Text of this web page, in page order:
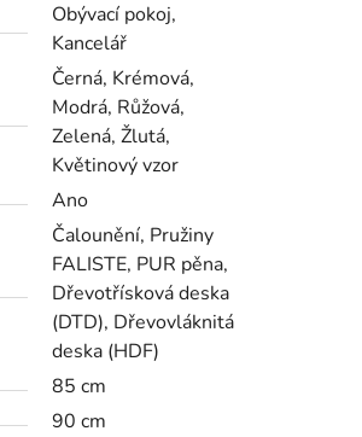
Obývací pokoj,
Kancelář
Černá, Krémová,
Modrá, Růžová,
Zelená, Žlutá,
Květinový vzor
Ano
Čalounění, Pružiny
FALISTE, PUR pěna,
Dřevotřísková deska
(DTD), Dřevovláknitá
deska (HDF)
85 cm
90 cm